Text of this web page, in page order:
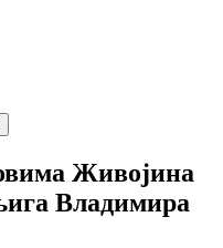
Живојина
Владимира